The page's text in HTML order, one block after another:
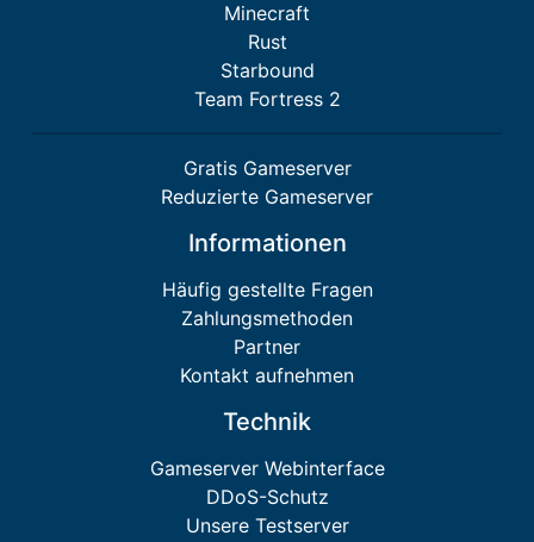
Minecraft
Rust
Starbound
Team Fortress 2
Gratis Gameserver
Reduzierte Gameserver
Informationen
Häufig gestellte Fragen
Zahlungsmethoden
Partner
Kontakt aufnehmen
Technik
Gameserver Webinterface
DDoS-Schutz
Unsere Testserver